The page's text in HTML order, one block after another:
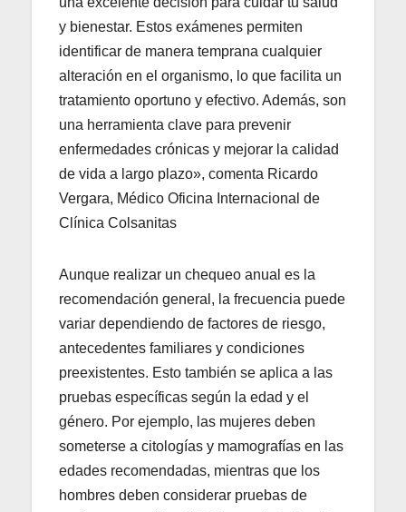
y bienestar. Estos exámenes permiten
identificar de manera temprana cualquier
alteración en el organismo, lo que facilita un
tratamiento oportuno y efectivo. Además, son
una herramienta clave para prevenir
enfermedades crónicas y mejorar la calidad
de vida a largo plazo», comenta Ricardo
Vergara, Médico Oficina Internacional de
Clínica Colsanitas
Aunque realizar un chequeo anual es la
recomendación general, la frecuencia puede
variar dependiendo de factores de riesgo,
antecedentes familiares y condiciones
preexistentes. Esto también se aplica a las
pruebas específicas según la edad y el
género. Por ejemplo, las mujeres deben
someterse a citologías y mamografías en las
edades recomendadas, mientras que los
hombres deben considerar pruebas de